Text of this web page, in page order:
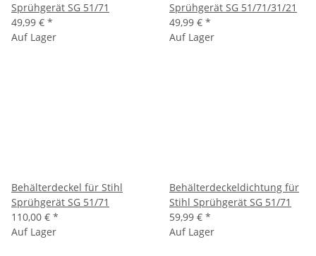
Sprühgerät SG 51/71
49,99 € *
Sprühgerät SG 51/71/31/21
49,99 € *
Auf Lager
Behälterdeckel für Stihl
Sprühgerät SG 51/71
110,00 € *
Auf Lager
Behälterdeckeldichtung für
Stihl Sprühgerät SG 51/71
59,99 € *
Auf Lager
Auf Lager